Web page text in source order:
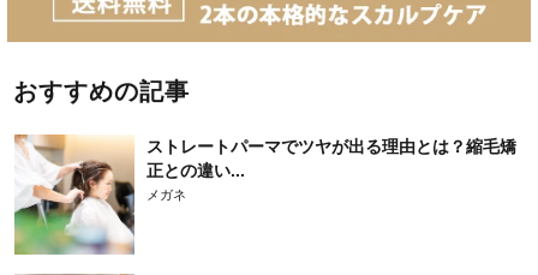
おすすめの記事
ストレートパーマでツヤが出る理由とは？縮毛矯
正との違い...
メガネ